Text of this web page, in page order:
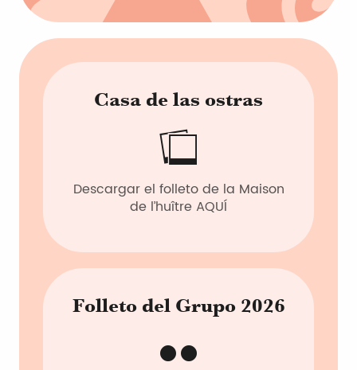
Casa de las ostras
Descargar el folleto de la Maison
de l’huître AQUÍ
Folleto del Grupo 2026